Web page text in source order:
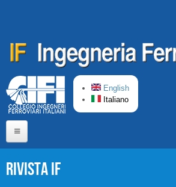
English
Italiano
Rivista IF